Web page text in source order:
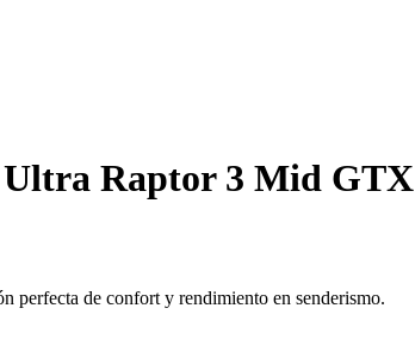
Ultra Raptor 3 Mid GTX
de confort y rendimiento en senderismo.